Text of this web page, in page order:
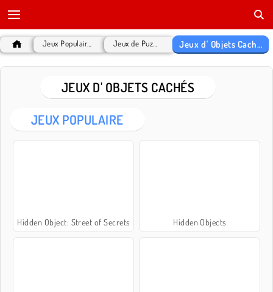
Jeux d' Objets Cachés
JEUX D' OBJETS CACHÉS
JEUX POPULAIRE
Hidden Object: Street of Secrets Hidden Objects